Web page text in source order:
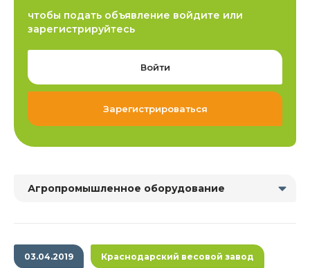
чтобы подать объявление войдите или
зарегистрируйтесь
Войти
Зарегистрироваться
Агропромышленное оборудование
03.04.2019 Краснодарский весовой завод